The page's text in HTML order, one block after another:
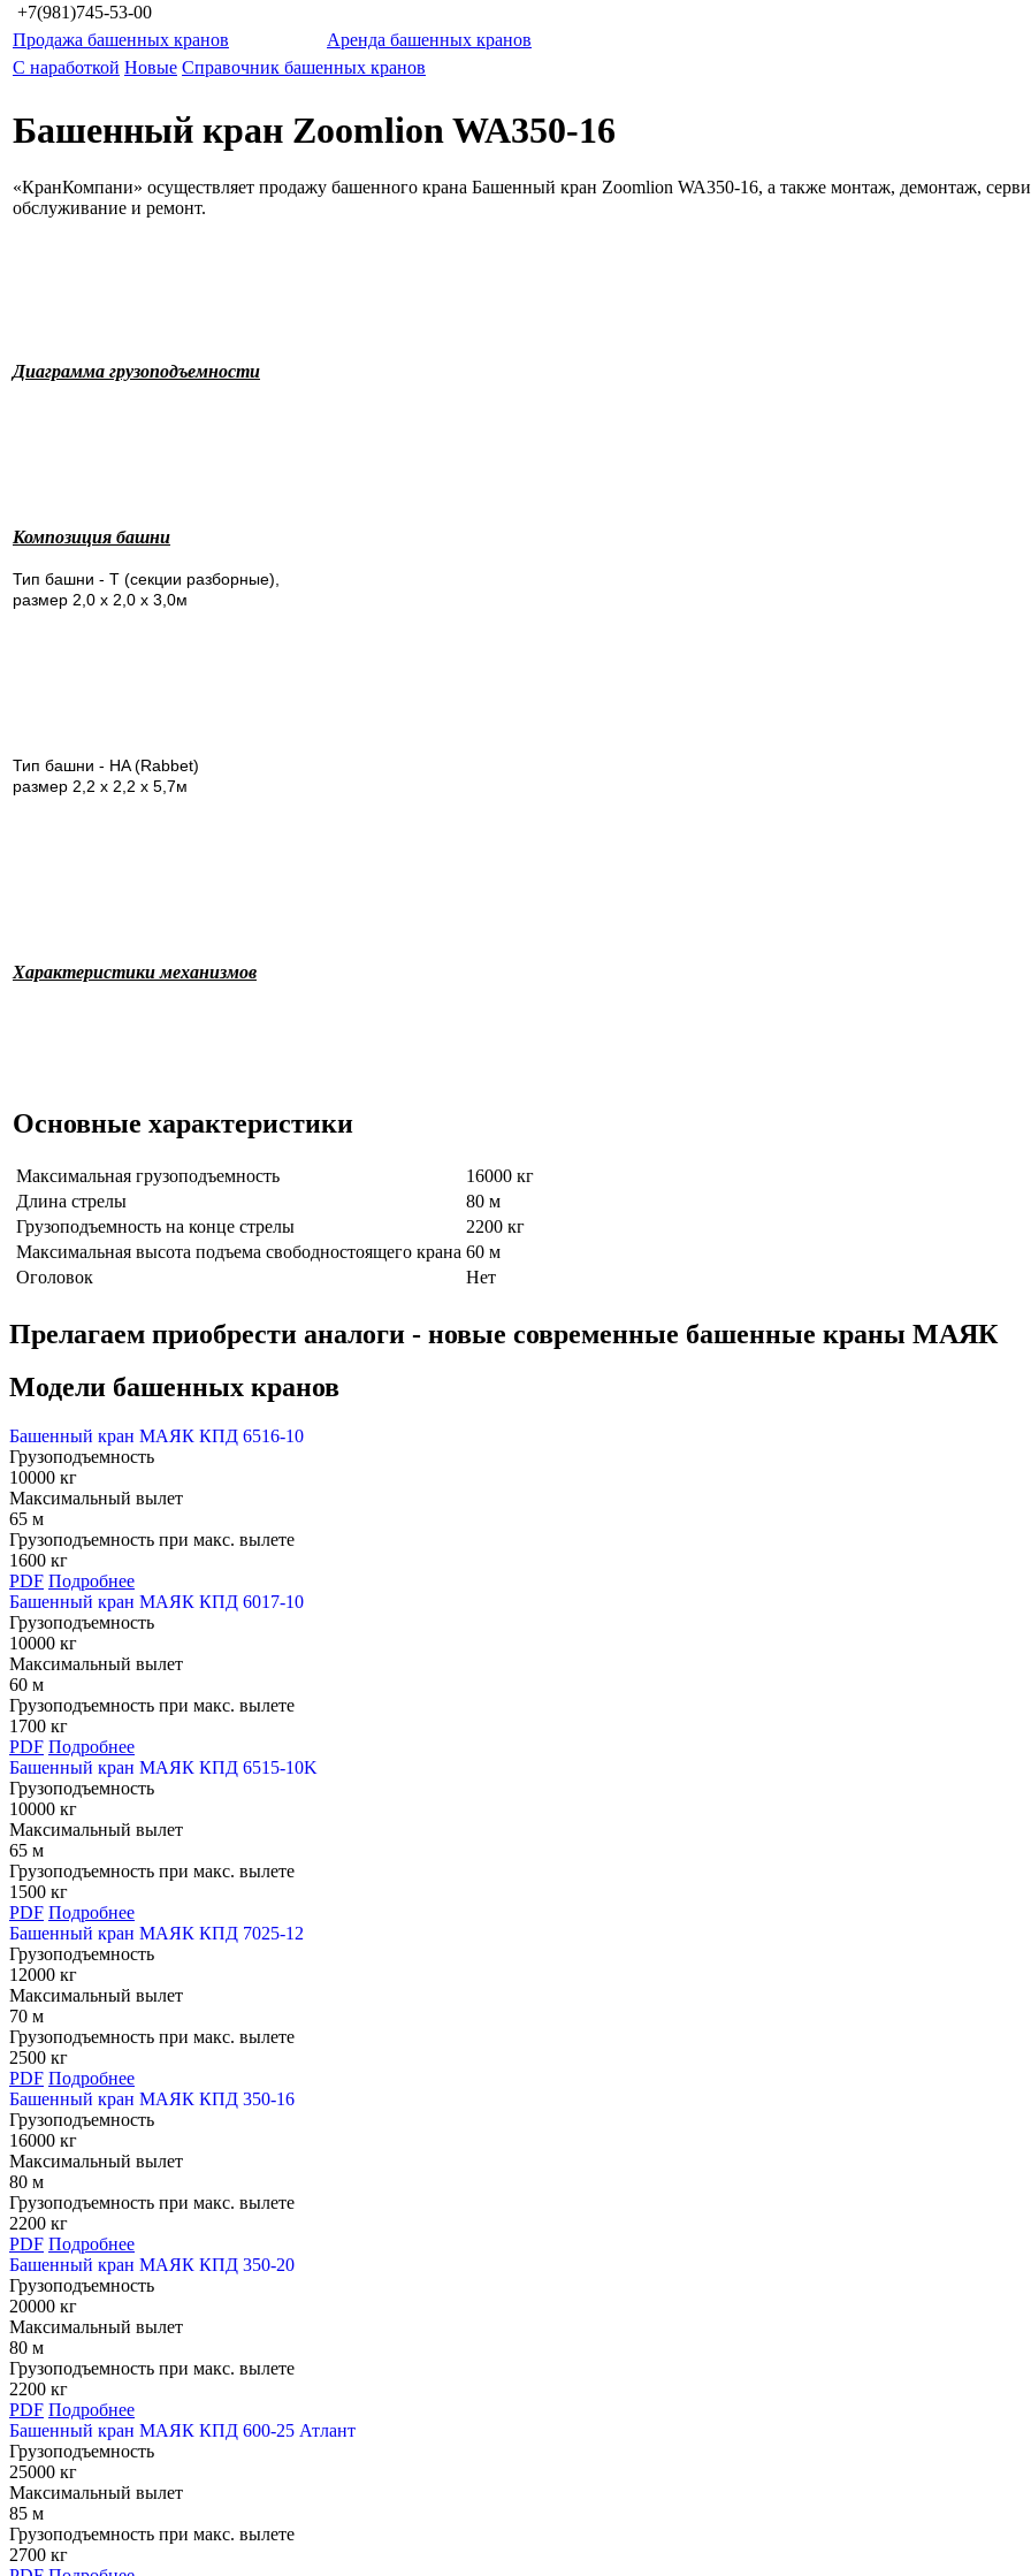
+7(981)745-53-00
Продажа башенных кранов
Аренда башенных кранов
С наработкой Новые Справочник башенных кранов
Башенный кран Zoomlion WA350-16
«КранКомпани» осуществляет продажу башенного крана Башенный кран Zoomlion WA350-16, а также монтаж, демонтаж,
обслуживание и ремонт.
Диаграмма грузоподъемности
Композиция башни
Тип башни - Т (секции разборные),
размер 2,0 х 2,0 х 3,0м
Тип башни - HA (Rabbet)
размер 2,2 х 2,2 х 5,7м
Характериcтики механизмов
Основные характеристики
Максимальная грузоподъемность
16000 кг
Длина стрелы
80 м
Грузоподъемность на конце стрелы
2200 кг
Максимальная высота подъема свободностоящего крана 60 м
Оголовок
Нет
Прелагаем приобрести аналоги - новые современные башенные краны МАЯК
Модели башенных кранов
Башенный кран МАЯК КПД 6516-10
Грузоподъемность
10000 кг
Максимальный вылет
65 м
Грузоподъемность при макс. вылете
1600 кг
PDF Подробнее
Башенный кран МАЯК КПД 6017-10
Грузоподъемность
10000 кг
Максимальный вылет
60 м
Грузоподъемность при макс. вылете
1700 кг
PDF Подробнее
Башенный кран МАЯК КПД 6515-10K
Грузоподъемность
10000 кг
Максимальный вылет
65 м
Грузоподъемность при макс. вылете
1500 кг
PDF Подробнее
Башенный кран МАЯК КПД 7025-12
Грузоподъемность
12000 кг
Максимальный вылет
70 м
Грузоподъемность при макс. вылете
2500 кг
PDF Подробнее
Башенный кран МАЯК КПД 350-16
Грузоподъемность
16000 кг
Максимальный вылет
80 м
Грузоподъемность при макс. вылете
2200 кг
PDF Подробнее
Башенный кран МАЯК КПД 350-20
Грузоподъемность
20000 кг
Максимальный вылет
80 м
Грузоподъемность при макс. вылете
2200 кг
PDF Подробнее
Башенный кран МАЯК КПД 600-25 Атлант
Грузоподъемность
25000 кг
Максимальный вылет
85 м
Грузоподъемность при макс. вылете
2700 кг